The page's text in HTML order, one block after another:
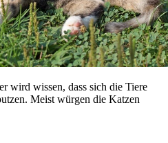
wird wissen, dass sich die Tiere
Meist würgen die Katzen